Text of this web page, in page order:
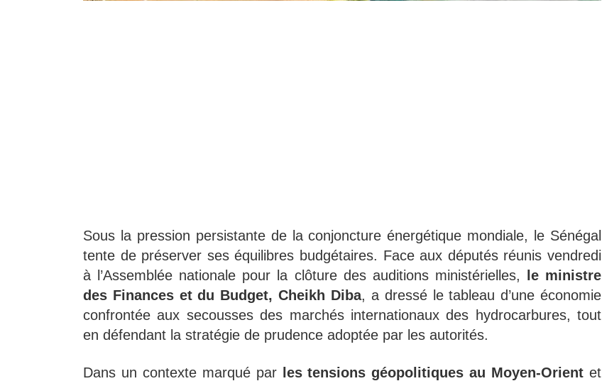
Sous la pression persistante de la conjoncture énergétique mondiale, le Sénégal
tente de préserver ses équilibres budgétaires. Face aux députés réunis vendredi
à l’Assemblée nationale pour la clôture des auditions ministérielles, le ministre
des Finances et du Budget, Cheikh Diba, a dressé le tableau d’une économie
confrontée aux secousses des marchés internationaux des hydrocarbures, tout
en défendant la stratégie de prudence adoptée par les autorités.
Dans un contexte marqué parles tensions géopolitiques au Moyen-Orient et